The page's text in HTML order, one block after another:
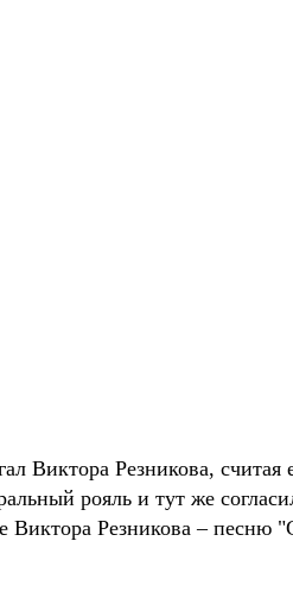
Виктора Резникова,
рояль и тут же
Виктора Резникова – песню